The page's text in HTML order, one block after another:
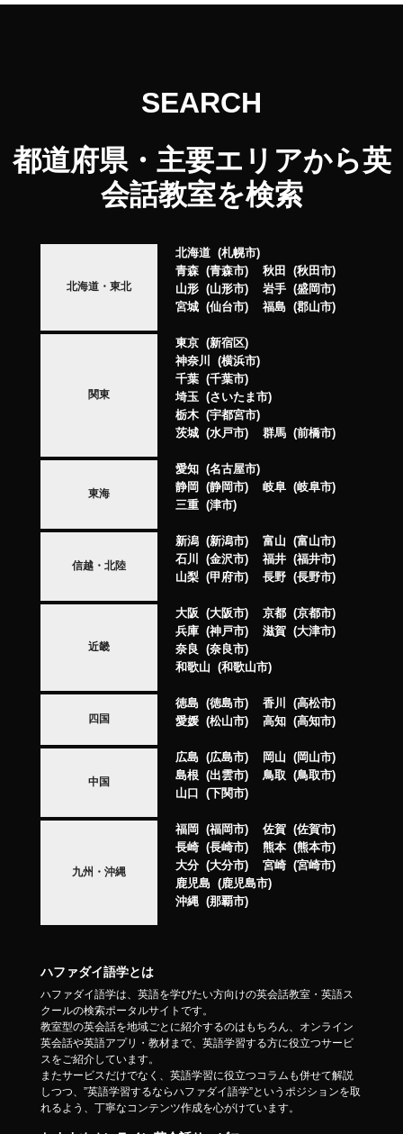
SEARCH
都道府県・主要エリアから英
会話教室を検索
北海道・東北
北海道
札幌市
青森
青森市 秋田
秋田市
山形
山形市 岩手
盛岡市
宮城
仙台市 福島 郡山市
関東
東京
新宿区
神奈川
横浜市
千葉
千葉市
埼玉
さいたま市
栃木
宇都宮市
茨城
水戸市 群馬 前橋市
東海
愛知
名古屋市
静岡
静岡市 岐阜
岐阜市
三重
津市
信越・北陸
新潟 新潟市 富山
富山市
石川
金沢市 福井
福井市
山梨
甲府市 長野 長野市
近畿
大阪 大阪市 京都
京都市
兵庫
神戸市 滋賀
大津市
奈良
奈良市
和歌山
和歌山市
四国
徳島 徳島市 香川
高松市
愛媛
松山市 高知 高知市
中国
広島 広島市 岡山
岡山市
島根
出雲市 鳥取
鳥取市
山口
下関市
九州・沖縄
福岡 福岡市 佐賀
佐賀市
長崎
長崎市 熊本
熊本市
大分
大分市 宮崎
宮崎市
鹿児島
鹿児島市
沖縄
那覇市
ハファダイ語学とは
ハファダイ語学は、英語を学びたい方向けの英会話教室・英語ス
クールの検索ポータルサイトです。
教室型の英会話を地域ごとに紹介するのはもちろん、オンライン
英会話や英語アプリ・教材まで、英語学習する方に役立つサービ
スをご紹介しています。
またサービスだけでなく、英語学習に役立つコラムも併せて解説
しつつ、”英語学習するならハファダイ語学”というポジションを取
れるよう、丁寧なコンテンツ作成を心がけています。